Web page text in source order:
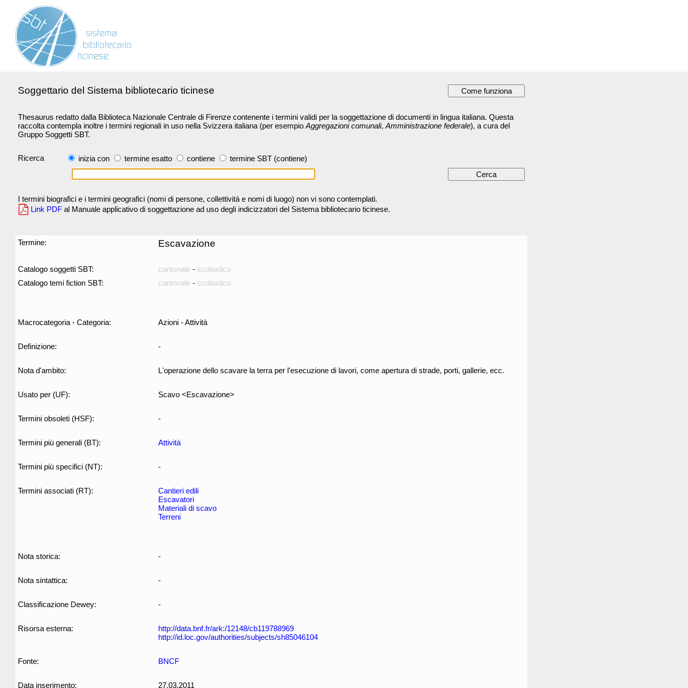
Soggettario del Sistema bibliotecario ticinese
Thesaurus redatto dalla Biblioteca Nazionale Centrale di Firenze contenente i termini validi per la soggettazione di documenti in lingua italiana. Questa
raccolta contempla inoltre i termini regionali in uso nella Svizzera italiana (per esempio Aggregazioni comunali, Amministrazione federale), a cura del
Gruppo Soggetti SBT.
Ricerca inizia con termine esatto contiene termine SBT (contiene)
I termini biografici e i termini geografici (nomi di persone, collettività e nomi di luogo) non vi sono contemplati.
Link PDF al Manuale applicativo di soggettazione ad uso degli indicizzatori del Sistema bibliotecario ticinese.
Termine: Escavazione
Catalogo soggetti SBT: cantonale - scolastico
Catalogo temi fiction SBT:
cantonale - scolastico
Macrocategoria - Categoria: Azioni - Attività
Definizione: -
Nota d'ambito: L'operazione dello scavare la terra per l'esecuzione di lavori, come apertura di strade, porti, gallerie, ecc.
Usato per (UF): Scavo <Escavazione>
Termini obsoleti (HSF): -
Termini più generali (BT): Attività
Termini più specifici (NT): -
Termini associati (RT):
Cantieri edili
Escavatori
Materiali di scavo
Terreni
Nota storica: -
Nota sintattica: -
Classificazione Dewey: -
Risorsa esterna:
http://data.bnf.fr/ark:/12148/cb119788969
http://id.loc.gov/authorities/subjects/sh85046104
Fonte: BNCF
Data inserimento: 27.03.2011